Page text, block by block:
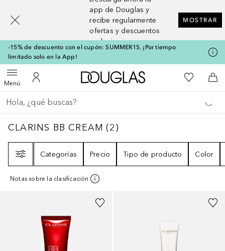
app de Douglas y
recibe regularmente
ofertas y descuentos
exclusivos
MOSTRAR
-15% de descuento con el cupón: SUMMER15. ¡Por tiempo
limitado solo en la App!
MenúAbrir menúMi cuenta
A Douglas HomeMi lista de
A
Regresar
Ejecutar búsqueda
CLARINS BB CREAM2
CLARINS BB CREAM (2)
Categorías
Precio Tipo de producto Color
Notas sobre la clasificación
[navigation.slideout.screenreader]